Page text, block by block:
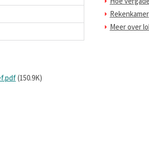
(150.9K)
Rekenkamer
Meer over